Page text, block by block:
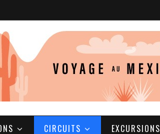
CIRCUITS EXCURSIONS